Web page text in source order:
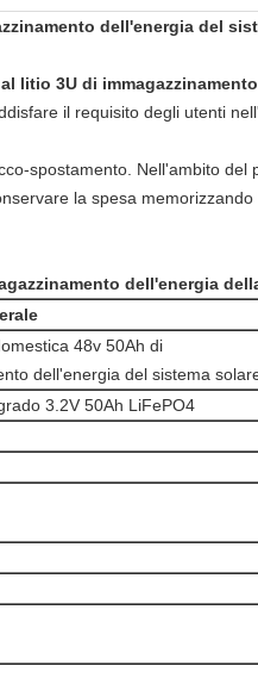
dell'energia del
litio 3U di
il requisito degli utenti
spostamento. Nell'ambito
la spesa
dell'energia
48v 50Ah di
dell'energia del sistema
3.2V 50Ah LiFePO4